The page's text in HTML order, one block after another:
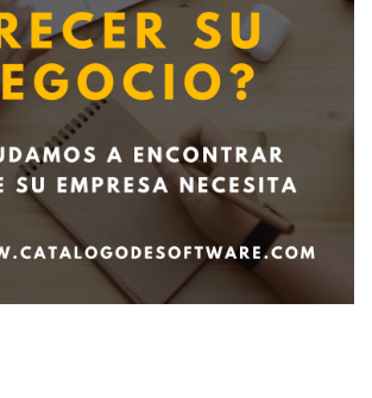
recibir información de otros Productos /
similares al solicitado